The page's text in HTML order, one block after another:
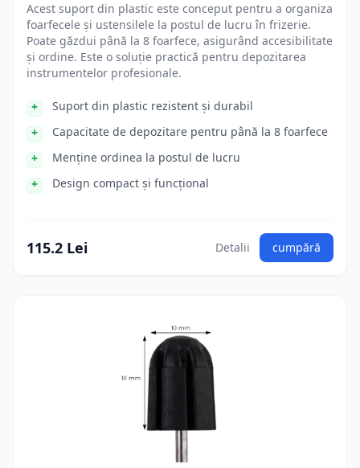
Acest suport din plastic este conceput pentru a organiza
foarfecele și ustensilele la postul de lucru în frizerie.
Poate găzdui până la 8 foarfece, asigurând accesibilitate
și ordine. Este o soluție practică pentru depozitarea
instrumentelor profesionale.
Suport din plastic rezistent și durabil
Capacitate de depozitare pentru până la 8 foarfece
Menține ordinea la postul de lucru
Design compact și funcțional
115.2 Lei Detalii cumpără